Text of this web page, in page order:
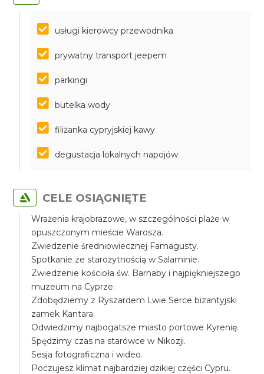
usługi kierowcy przewodnika
prywatny transport jeepem
parkingi
butelka wody
filiżanka cypryjskiej kawy
degustacja lokalnych napojów
CELE OSIĄGNIĘTE
Wrażenia krajobrazowe, w szczególności plaże w
opuszczonym mieście Warosza.
Zwiedzenie średniowiecznej Famagusty.
Spotkanie ze starożytnością w Salaminie.
Zwiedzenie kościoła św. Barnaby i najpiękniejszego
muzeum na Cyprze.
Zdobędziemy z Ryszardem Lwie Serce bizantyjski
zamek Kantara.
Odwiedzimy najbogatsze miasto portowe Kyrenię.
Spędzimy czas na starówce w Nikozji.
Sesja fotograficzna i wideo.
Poczujesz klimat najbardziej dzikiej części Cypru.